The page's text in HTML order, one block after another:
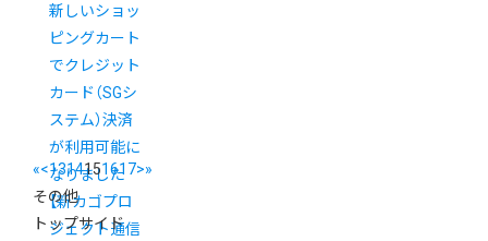
新しいショッ
ピングカート
でクレジット
カード（SGシ
ステム）決済
が利用可能に
なりました
【新カゴプロ
ジェクト通信
«<1314151617>»
その他
トップサイド